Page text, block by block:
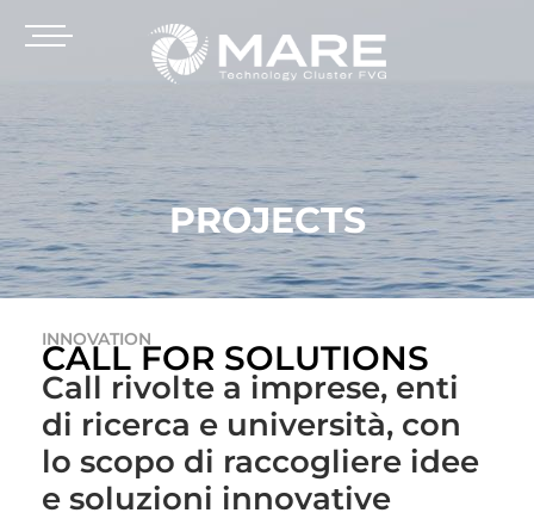
PROJECTS
INNOVATION
CALL FOR SOLUTIONS
Call rivolte a imprese, enti
di ricerca e università, con
lo scopo di raccogliere idee
e soluzioni innovative